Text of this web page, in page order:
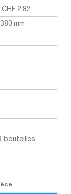
CHF 2.82
mm
bouteilles